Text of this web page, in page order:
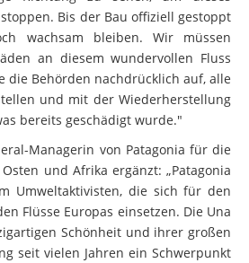
Bis der Bau offiziell gestoppt
wachsam bleiben. Wir müssen
an diesem wundervollen Fluss
die Behörden nachdrücklich auf, alle
und mit der Wiederherstellung
bereits geschädigt wurde."
Managerin von Patagonia für die
und Afrika ergänzt: „Patagonia
Umweltaktivisten, die sich für den
Flüsse Europas einsetzen. Die Una
Schönheit und ihrer großen
seit vielen Jahren ein Schwerpunkt